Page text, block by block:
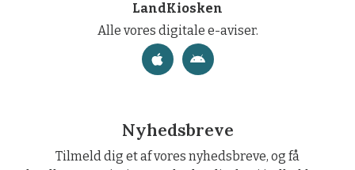
LandKiosken
Alle vores digitale e-aviser.
Nyhedsbreve
Tilmeld dig et af vores nyhedsbreve, og få